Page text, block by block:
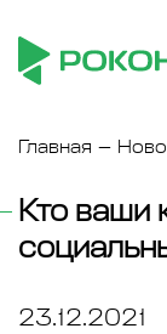
Главная
Кто ваши
23.12.2021